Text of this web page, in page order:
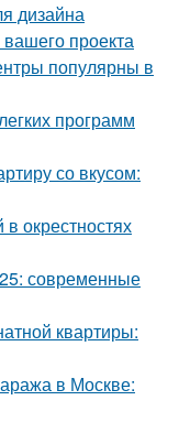
дизайна
проекта
популярны в
программ
со вкусом:
окрестностях
современные
квартиры:
в Москве: